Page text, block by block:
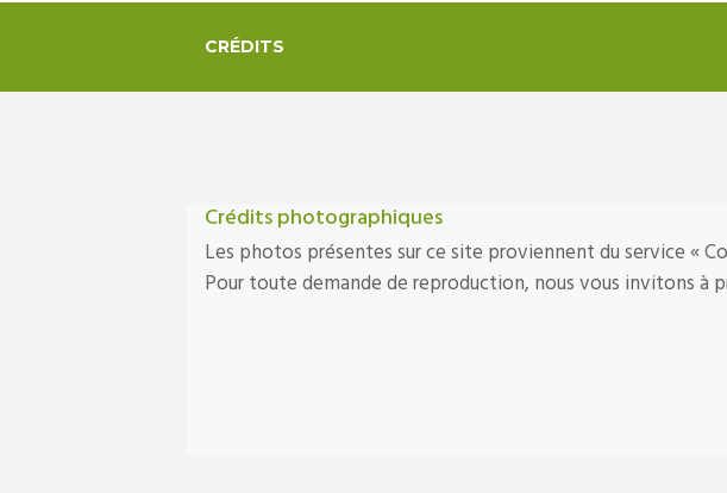
CRÉDITS
Crédits photographiques
Les photos présentes sur ce site proviennent du service «
Pour toute demande de reproduction, nous vous invitons à